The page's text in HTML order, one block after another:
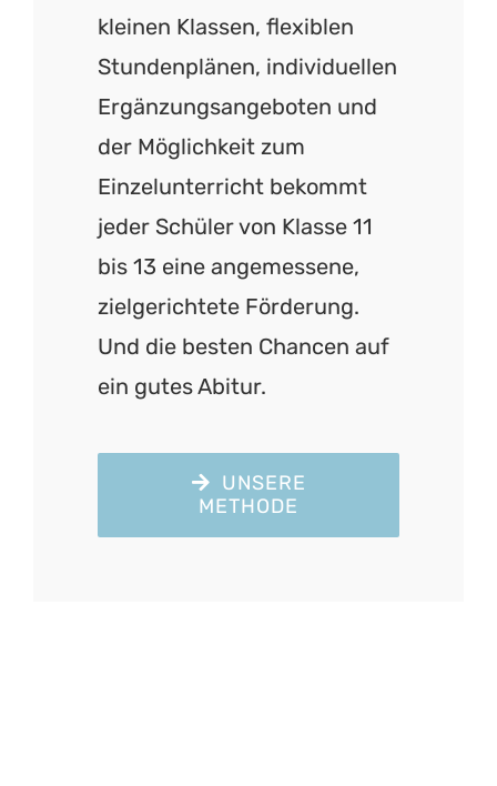
kleinen Klassen, flexiblen
Stundenplänen, individuellen
Ergänzungsangeboten und
der Möglichkeit zum
Einzelunterricht bekommt
jeder Schüler von Klasse 11
bis 13 eine angemessene,
zielgerichtete Förderung.
Und die besten Chancen auf
ein gutes Abitur.
UNSERE
METHODE